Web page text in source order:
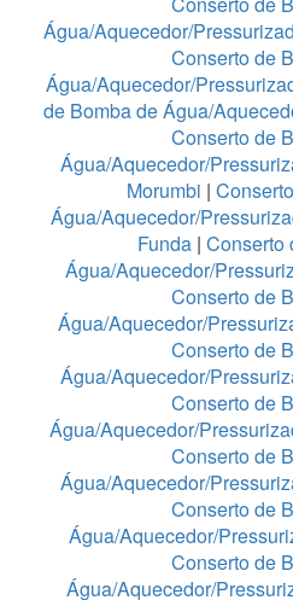
Água/Aquecedor/
Conserto de
Água/Aquecedor/
de Bomba de Água/
Conserto de
Água/Aquecedor/
Morumbi |
Água/Aquecedor/
Funda| Conserto
Água/Aquecedor/
Conserto de
Água/Aquecedor/
Conserto de
Água/Aquecedor/
Conserto de
Água/Aquecedor/
Conserto de
Água/Aquecedor/
Conserto de
Água/Aquecedor/
Conserto de
Água/Aquecedor/